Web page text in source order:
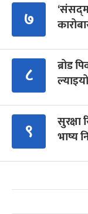
७
८
ब्रोड
९
सुरक्षा
भाष्य